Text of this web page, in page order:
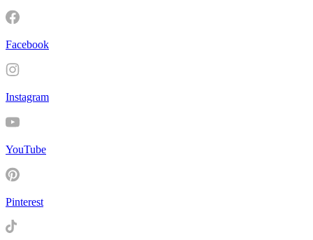
Facebook
Instagram
YouTube
Pinterest